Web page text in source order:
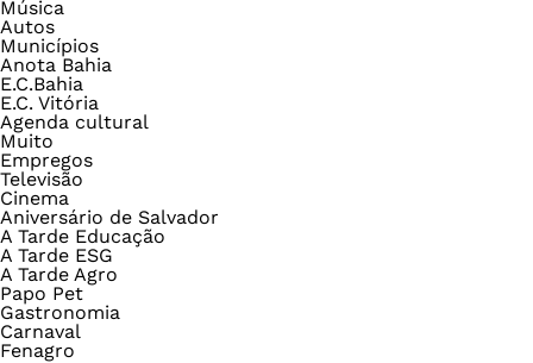
Música
Autos
Municípios
Anota Bahia
E.C.Bahia
E.C. Vitória
Agenda cultural
Muito
Empregos
Televisão
Cinema
Aniversário de Salvador
A Tarde Educação
A Tarde ESG
A Tarde Agro
Papo Pet
Gastronomia
Carnaval
Fenagro